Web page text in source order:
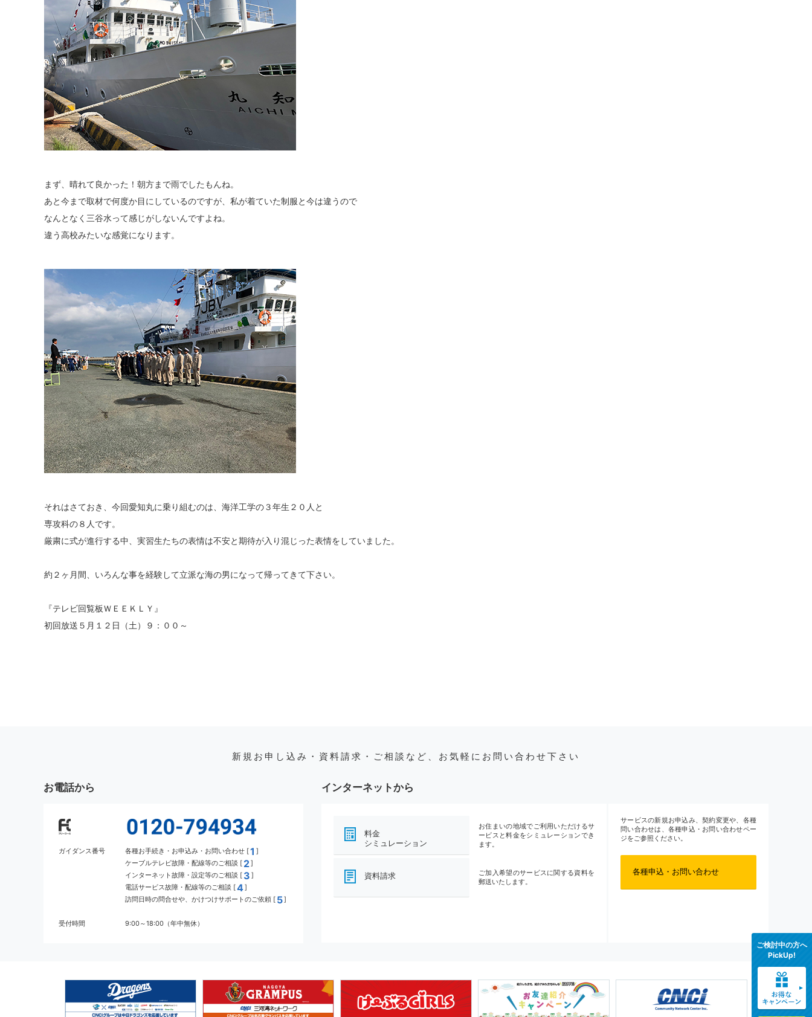
まず、晴れて良かった！朝方まで雨でしたもんね。
あと今まで取材で何度か目にしているのですが、私が着ていた制服と今は違うので
なんとなく三谷水って感じがしないんですよね。
違う高校みたいな感覚になります。
それはさておき、今回愛知丸に乗り組むのは、海洋工学の３年生２０人と
専攻科の８人です。
厳粛に式が進行する中、実習生たちの表情は不安と期待が入り混じった表情をしていました。
約２ヶ月間、いろんな事を経験して立派な海の男になって帰ってきて下さい。
『テレビ回覧板ＷＥＥＫＬＹ』
初回放送５月１２日（土）９：００～
新規お申し込み・資料請求・ご相談など、お気軽にお問い合わせ下さい
お電話から
ガイダンス番号 各種お手続き・お申込み・お問い合わせ [1 ]
ケーブルテレビ故障・配線等のご相談 [ 2]
インターネット故障・設定等のご相談 [ 3 ]
電話サービス故障・配線等のご相談 [4]
訪問日時の問合せや、かけつけサポートのご依頼 [ 5]
受付時間 9:00～18:00（年中無休）
インターネットから
料金
シミュレーション
お住まいの地域でご利用いただけるサ
ービスと料金をシミュレーションでき
ます。
資料請求
ご加入希望のサービスに関する資料を
郵送いたします。
サービスの新規お申込み、契約変更や、各種
問い合わせは、各種申込・お問い合わせペー
ジをご参照ください。
各種申込・お問い合わせ
ご検討中の方へ
PickUp!